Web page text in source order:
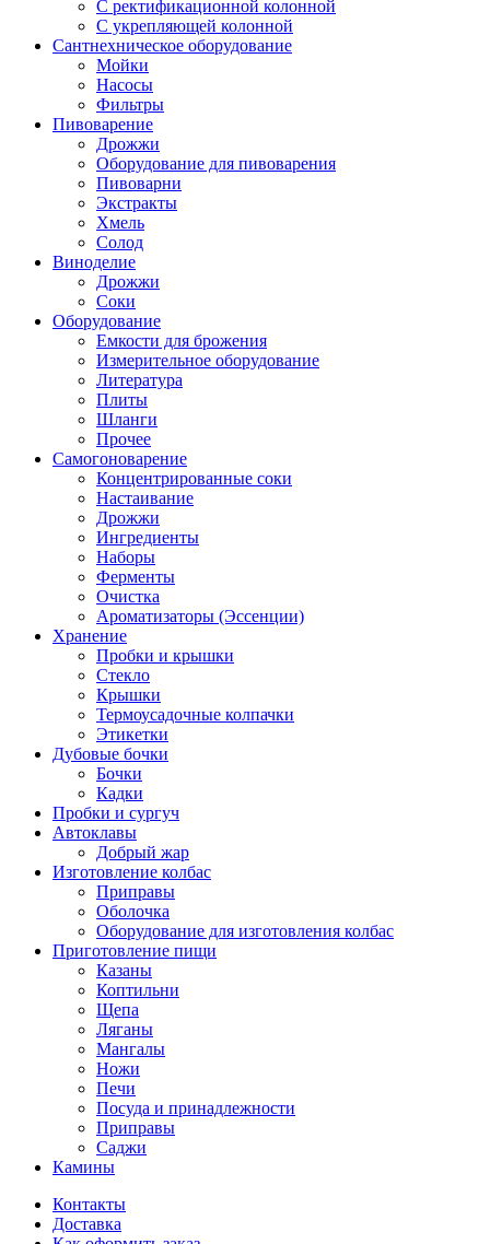
С ректификационной колонной
С укрепляющей колонной
Сантнехническое оборудование
Мойки
Насосы
Фильтры
Пивоварение
Дрожжи
Оборудование для пивоварения
Пивоварни
Экстракты
Хмель
Солод
Виноделие
Дрожжи
Соки
Оборудование
Емкости для брожения
Измерительное оборудование
Литература
Плиты
Шланги
Прочее
Самогоноварение
Концентрированные соки
Настаивание
Дрожжи
Ингредиенты
Наборы
Ферменты
Очистка
Ароматизаторы (Эссенции)
Хранение
Пробки и крышки
Стекло
Крышки
Термоусадочные колпачки
Этикетки
Дубовые бочки
Бочки
Кадки
Пробки и сургуч
Автоклавы
Добрый жар
Изготовление колбас
Приправы
Оболочка
Оборудование для изготовления колбас
Приготовление пищи
Казаны
Коптильни
Щепа
Ляганы
Мангалы
Ножи
Печи
Посуда и принадлежности
Приправы
Саджи
Камины
Контакты
Доставка